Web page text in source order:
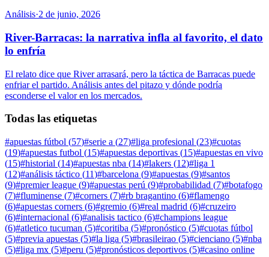
Análisis·2 de junio, 2026
River-Barracas: la narrativa infla al favorito, el dato
lo enfría
El relato dice que River arrasará, pero la táctica de Barracas puede
enfriar el partido. Análisis antes del pitazo y dónde podría
esconderse el valor en los mercados.
Todas las etiquetas
#apuestas fútbol (57)#serie a (27)#liga profesional (23)#cuotas
(19)#apuestas futbol (15)#apuestas deportivas (15)#apuestas en vivo
(15)#historial (14)#apuestas nba (14)#lakers (12)#liga 1
(12)#análisis táctico (11)#barcelona (9)#apuestas (9)#santos
(9)#premier league (9)#apuestas perú (9)#probabilidad (7)#botafogo
(7)#fluminense (7)#corners (7)#rb bragantino (6)#flamengo
(6)#apuestas corners (6)#gremio (6)#real madrid (6)#cruzeiro
(6)#internacional (6)#analisis tactico (6)#champions league
(6)#atletico tucuman (5)#coritiba (5)#pronóstico (5)#cuotas fútbol
(5)#previa apuestas (5)#la liga (5)#brasileirao (5)#cienciano (5)#nba
(5)#liga mx (5)#peru (5)#pronósticos deportivos (5)#casino online